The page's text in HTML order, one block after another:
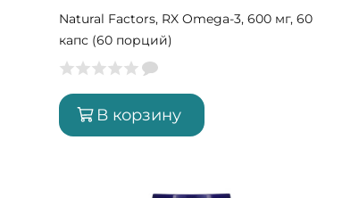
Natural Factors, RX Omega-3, 600 мг, 60
капс (60 порций)
В корзину